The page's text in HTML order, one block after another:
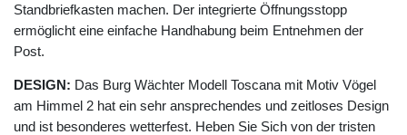
Standbriefkasten machen. Der integrierte Öffnungsstopp
ermöglicht eine einfache Handhabung beim Entnehmen der
Post.
DESIGN: Das Burg Wächter Modell Toscana mit Motiv Vögel
am Himmel 2 hat ein sehr ansprechendes und zeitloses Design
und ist besonderes wetterfest. Heben Sie Sich von der tristen